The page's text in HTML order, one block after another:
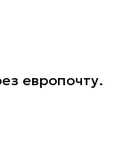
европочту.